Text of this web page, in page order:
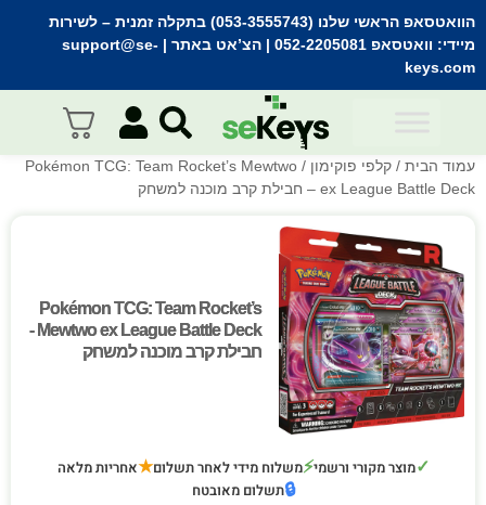
הוואטסאפ הראשי שלנו (053-3555743) בתקלה זמנית
– לשירות
מיידי: וואטסאפ 052-2205081 | הצ’אט באתר | support@se-
keys.com
עמוד הבית / קלפי פוקימון
/ Pokémon TCG: Team Rocket’s Mewtwo
ex League Battle Deck – חבילת קרב מוכנה למשחק
Pokémon TCG: Team Rocket’s
Mewtwo ex League Battle Deck -
חבילת קרב מוכנה למשחק
Pokémon TCG: Team Rocket’s
Mewtwo ex League Battle Deck -
חבילת קרב מוכנה למשחק
✓מוצר מקורי ורשמי⚡משלוח מידי לאחר תשלום★אחריות מלאה
🔒תשלום מאובטח